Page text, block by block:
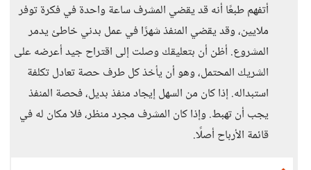
أتفهم طبعًا أنه قد يقضي المشرف ساعة واحدة في فكرة توفر
ملايين، وقد يقضي المنفذ شهرًا في عمل بدني خاطئ يدمر
المشروع. أظن أن بتعليقك وصلت إلى اقتراح جيد أعرضه على
الشريك المحتمل، وهو أن يأخذ كل طرف حصة تعادل تكلفة
استبداله. إذا كان من السهل إيجاد منفذ بديل، فحصة المنفذ
يجب أن تهبط. وإذا كان المشرف مجرد منظر، فلا مكان له في
قائمة الأرباح أصلًا.